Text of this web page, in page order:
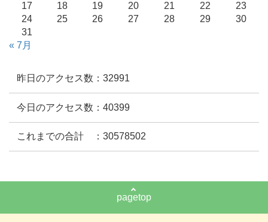
17
18 19 20 21 22
23
24
25 26 27 28 29
30
31
« 7月
昨日のアクセス数：32991
今日のアクセス数：40399
これまでの合計 ：30578502
pagetop